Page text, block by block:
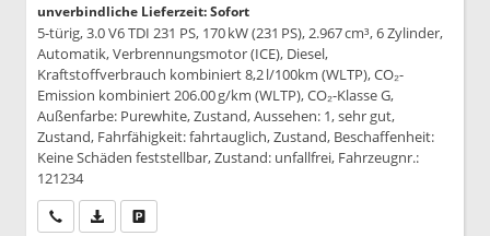
unverbindliche Lieferzeit: Sofort
5-türig, 3.0 V6 TDI 231 PS, 170 kW (231 PS), 2.967 cm³, 6 Zylinder,
Automatik, Verbrennungsmotor (ICE), Diesel,
Kraftstoffverbrauch kombiniert 8,2 l/100km (WLTP), CO₂-
Emission kombiniert 206.00 g/km (WLTP), CO₂-Klasse G,
Außenfarbe: Purewhite, Zustand, Aussehen: 1, sehr gut,
Zustand, Fahrfähigkeit: fahrtauglich, Zustand, Beschaffenheit:
Keine Schäden feststellbar, Zustand: unfallfrei, Fahrzeugnr.:
121234
Wir rufen Sie anPDF-Datei, Fahrzeugexposé drucken